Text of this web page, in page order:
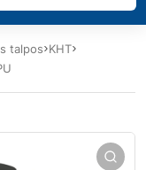
talpos KHT